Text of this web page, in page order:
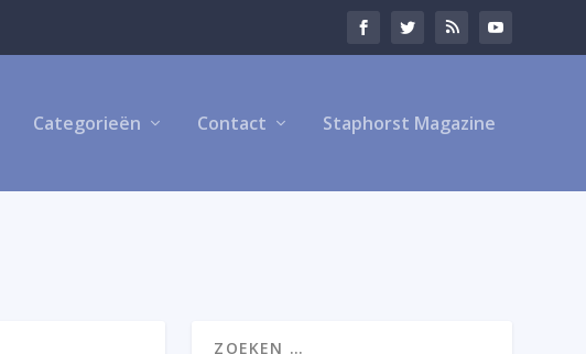
Categorieën Contact Staphorst Magazine